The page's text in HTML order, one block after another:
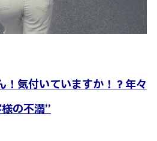
！気付いていますか！？年々
の不満”